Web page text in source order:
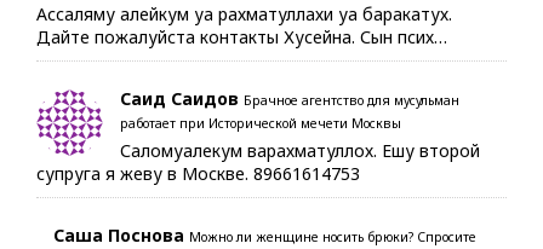
Ассаляму алейкум уа рахматуллахи уа баракатух.
Дайте пожалуйста контакты Хусейна. Сын псих…
Саид Саидов Брачное агентство для мусульман
работает при Исторической мечети Москвы
Саломуалекум варахматуллох. Ешу второй
супруга я жеву в Москве. 89661614753
Саша Поснова Можно ли женщине носить брюки? Спросите